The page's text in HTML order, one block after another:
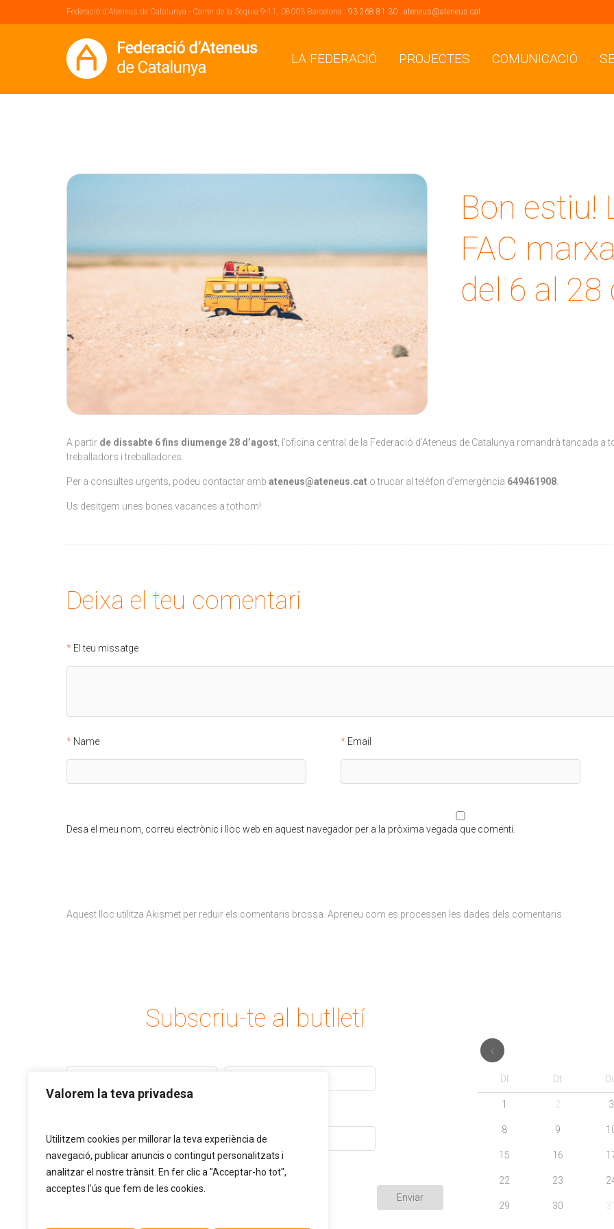
Valorem la teva privadesa
Utilitzem cookies per millorar la teva experiència de
navegació, publicar anuncis o contingut personalitzats i
analitzar el nostre trànsit. En fer clic a "Acceptar-ho tot",
acceptes l'ús que fem de les cookies.
Federació d'Ateneus de Catalunya - Carrer de la Sèquia 9-11, 08003 Barcelona . 93 268 81 30 . ateneus@ateneus.cat
LA FEDERACIÓ PROJECTES COMUNICACIÓ
Bon estiu!
FAC
del 6 al 28
A partir de dissabte 6 fins diumenge 28 d’agost, l’oficina central de la Federació d’Ateneus de Catalunya romandrà tancada
treballadors i treballadores.
Per a consultes urgents, podeu contactar amb ateneus@ateneus.cat o trucar al telèfon d’emergència 649461908.
Us desitgem unes bones vacances a tothom!
Deixa el teu comentari
El teu missatge
Name Email
Desa el meu nom, correu electrònic i lloc web en aquest navegador per a la pròxima vegada que comenti.
Aquest lloc utilitza Akismet per reduir els comentaris brossa. Apreneu com es processen les dades dels comentaris.
Subscriu-te al butlletí
Dl Dt
1 2 3
8 9
15 16
22 23
29 30 31